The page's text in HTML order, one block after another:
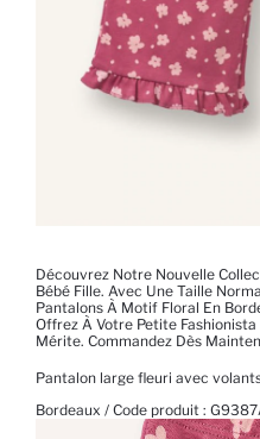
Découvrez Notre Nouvelle
Bébé Fille. Avec Une Taille
Pantalons À Motif Floral En
Offrez À Votre Petite
Mérite. Commandez Dès
Pantalon large fleuri avec
Bordeaux / Code produit :